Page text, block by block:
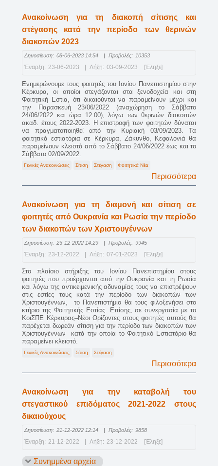
Ανακοίνωση για τη διακοπή σίτισης και
στέγασης κατά την περίοδο των θερινών
διακοπών 2023
Δημοσίευση: 08-06-2023 14:54 | Προβολές: 10353
Έναρξη: 23-06-2023 Λήξη: 03-09-2023 [Έληξε]
Ενημερώνουμε τους φοιτητές του Ιονίου Πανεπιστημίου στην
Κέρκυρα, οι οποίοι στεγάζονται στα ξενοδοχεία και στη
Φοιτητική Εστία, ότι δικαιούνται να παραμείνουν μέχρι και
την Παρασκευή 23/06/2022 (αναχώρηση το Σάββατο
24/06/2022 και ώρα 12.00), λόγω των θερινών διακοπών
ακαδ. έτους 2022-2023. Η επιστροφή των φοιτητών δύναται
να πραγματοποιηθεί από την Κυριακή 03/09/2023. Τα
φοιτητικά εστιατόρια σε Κέρκυρα, Ζάκυνθο, Κεφαλονιά θα
παραμείνουν κλειστά από το Σάββατο 24/06/2022 έως και το
Σάββατο 02/09/2022.
Γενικές Ανακοινώσεις Σίτιση Στέγαση Φοιτητικά Νέα
Περισσότερα
Ανακοίνωση για τη διαμονή και σίτιση σε
φοιτητές από Ουκρανία και Ρωσία την περίοδο
των διακοπών των Χριστουγέννων
Δημοσίευση: 23-12-2022 14:29 | Προβολές: 9945
Έναρξη: 23-12-2022 Λήξη: 07-01-2023 [Έληξε]
Στο πλαίσιο στήριξης του Ιονίου Πανεπιστημίου στους
φοιτητές που προέρχονται από την Ουκρανία και τη Ρωσία
και λόγω της αντικειμενικής αδυναμίας τους να επιστρέψουν
στις εστίες τους κατά την περίοδο των διακοπών των
Χριστουγέννων, το Πανεπιστήμιο θα τους φιλοξενήσει στο
κτήριο της Φοιτητικής Εστίας. Επίσης, σε συνεργασία με το
ΚοιΣΠΕ Κέρκυρας–Νέοι Ορίζοντες στους φοιτητές αυτούς θα
παρέχεται δωρεάν σίτιση για την περίοδο των διακοπών των
Χριστουγέννων κατά την οποία το Φοιτητικό Εστιατόριο θα
παραμείνει κλειστό.
Γενικές Ανακοινώσεις Σίτιση Στέγαση
Περισσότερα
Ανακοίνωση για την καταβολή του
στεγαστικού επιδόματος 2021-2022 στους
δικαιούχους
Δημοσίευση: 21-12-2022 12:14 | Προβολές: 9858
Έναρξη: 21-12-2022 Λήξη: 23-12-2022 [Έληξε]
Συνημμένα αρχεία